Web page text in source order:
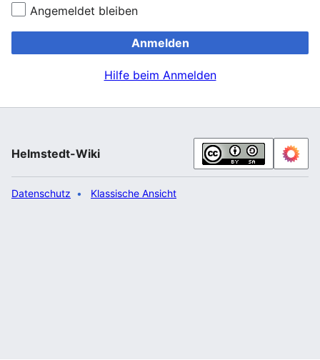
Angemeldet bleiben
Anmelden
Hilfe beim Anmelden
Helmstedt-Wiki
Datenschutz Klassische Ansicht